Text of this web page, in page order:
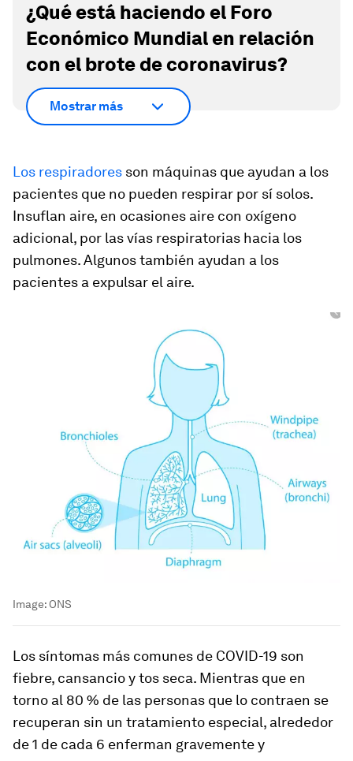
¿Qué está haciendo el Foro
Económico Mundial en relación
con el brote de coronavirus?
Mostrar más
Los respiradores son máquinas que ayudan a los
pacientes que no pueden respirar por sí solos.
Insuflan aire, en ocasiones aire con oxígeno
adicional, por las vías respiratorias hacia los
pulmones. Algunos también ayudan a los
pacientes a expulsar el aire.
Image: ONS
Los síntomas más comunes de COVID-19 son
fiebre, cansancio y tos seca. Mientras que en
torno al 80 % de las personas que lo contraen se
recuperan sin un tratamiento especial, alrededor
de 1 de cada 6 enferman gravemente y